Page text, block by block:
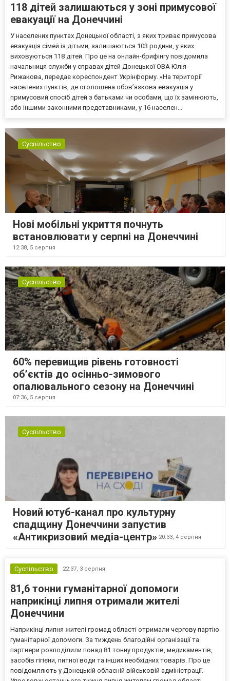
118 дітей залишаються у зоні примусової
евакуації на Донеччині
У населених пунктах Донецької області, з яких триває примусова
евакуація сімей із дітьми, залишаються 103 родини, у яких
виховуються 118 дітей. Про це на онлайн-брифінгу повідомила
начальниця служби у справах дітей Донецької ОВА Юлія
Рижакова, передає кореспондент Укрінформу. «На території
населених пунктів, де оголошена обов’язкова евакуація у
примусовий спосіб дітей з батьками чи особами, що їх замінюють,
або іншими законними представниками, у 16 населен...
Суспільство
Нові мобільні укриття почнуть
встановлювати у серпні на Донеччині
12:38, 5 серпня
Суспільство
60% перевищив рівень готовності
об’єктів до осінньо-зимового
опалювального сезону на Донеччині
07:36, 5 серпня
Суспільство
Новий ютуб-канал про культурну
спадщину Донеччини запустив
«Антикризовий медіа-центр» 20:33, 4 серпня
Суспільство 22:37, 3 серпня
81,6 тонни гуманітарної допомоги
наприкінці липня отримали жителі
Донеччини
Наприкінці липня жителі громад області отримали чергову партію
гуманітарної допомоги. За тиждень благодійні організації та
партнери розподілили понад 81 тонну продуктів, медикаментів,
засобів гігієни, питної води та інших необхідних товарів. Про це
повідомляють у Донецькій обласній військовій адміністрації.